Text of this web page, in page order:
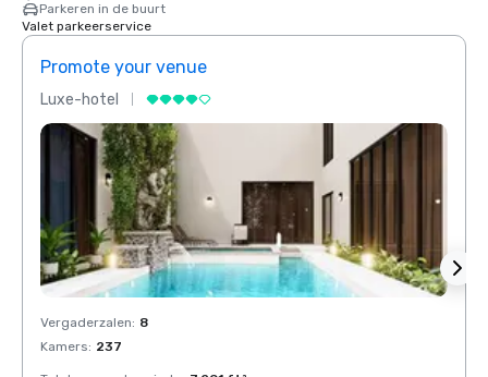
Parkeren in de buurt
Valet parkeerservice
Promote your venue
Luxe-hotel
Vergaderzalen: 8
Kamers: 237